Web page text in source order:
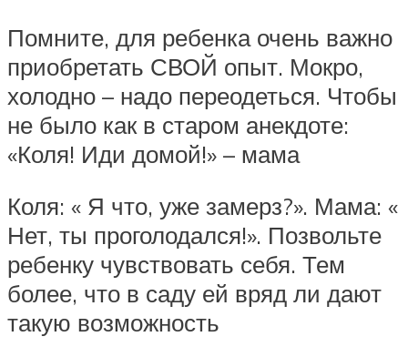
Помните, для ребенка очень важно
приобретать СВОЙ опыт. Мокро,
холодно – надо переодеться. Чтобы
не было как в старом анекдоте:
«Коля! Иди домой!» – мама
Коля: « Я что, уже замерз?». Мама: «
Нет, ты проголодался!». Позвольте
ребенку чувствовать себя. Тем
более, что в саду ей вряд ли дают
такую возможность